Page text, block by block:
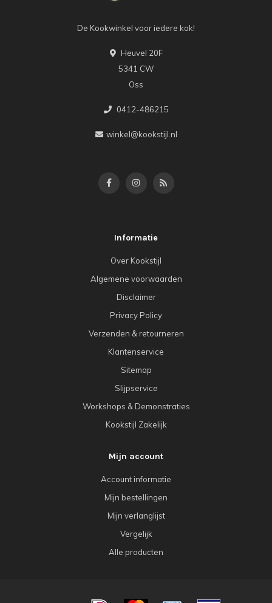
De Kookwinkel voor iedere kok!
Heuvel 20F
5341 CW
Oss
0412-486215
winkel@kookstijl.nl
Informatie
Over Kookstijl
Algemene voorwaarden
Disclaimer
Privacy Policy
Verzenden & retourneren
Klantenservice
Sitemap
Slijpservice
Workshops & Demonstraties
Kookstijl Zakelijk
Mijn account
Account informatie
Mijn bestellingen
Mijn verlanglijst
Vergelijk
Alle producten